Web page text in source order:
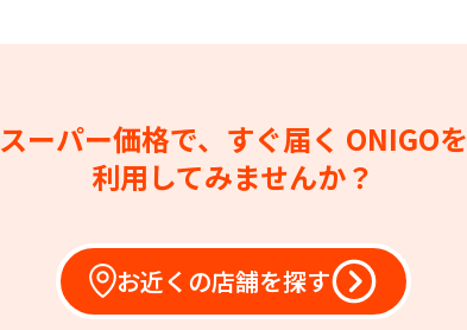
スーパー価格で、すぐ届く ONIGOを
利用してみませんか？
お近くの店舗を探す